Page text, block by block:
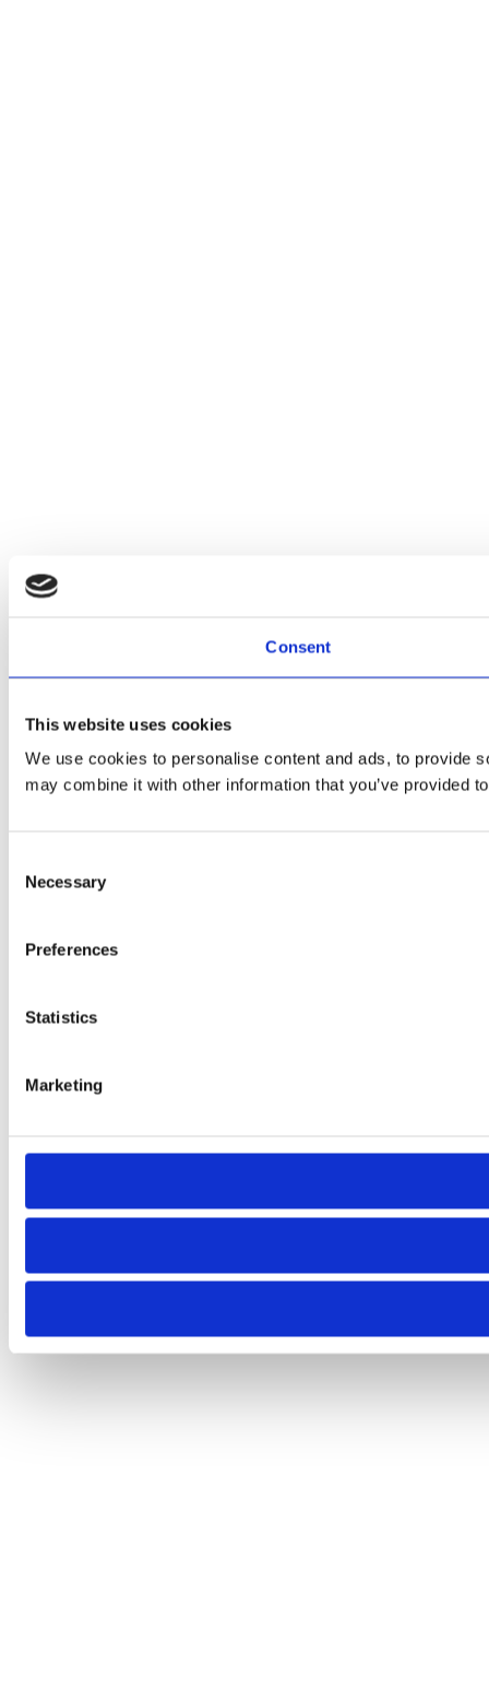
Consent
This website uses cookies
We use cookies to personalise content and ads, to provide
may combine it with other information that you’ve provided
Selection
Necessary
Preferences
Statistics
Marketing